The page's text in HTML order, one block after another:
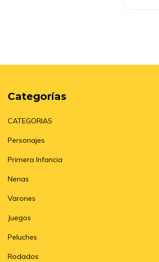
Categorías
CATEGORIAS
Personajes
Primera Infancia
Nenas
Varones
Juegos
Peluches
Rodados